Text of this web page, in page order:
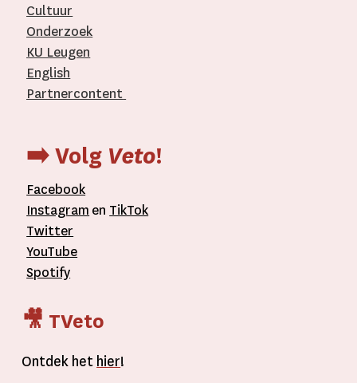
Cultuur
Onderzoek
KU Leugen
English
Partnercontent
➡️ Volg Veto!
Facebook
Instagram en TikTok
Twitter
YouTube
Spotify
🎥 TVeto
Ontdek het hier!